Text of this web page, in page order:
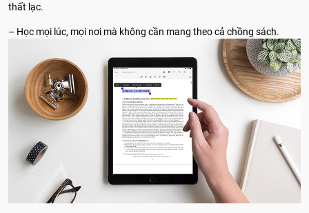
thất lạc.
– Học mọi lúc, mọi nơi mà không cần mang theo cả chồng sách.